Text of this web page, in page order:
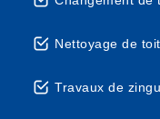
Nettoyage de
Travaux de